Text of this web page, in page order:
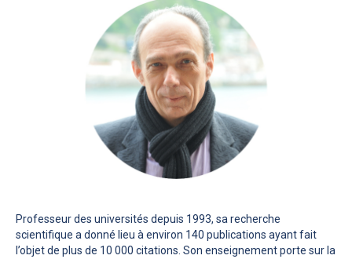
Professeur des universités depuis 1993, sa recherche
scientifique a donné lieu à environ 140 publications ayant fait
l’objet de plus de 10 000 citations. Son enseignement porte sur la